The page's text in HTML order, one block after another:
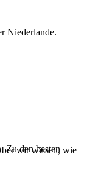
Niederlande.
Zu den besten
wir wissen, wie